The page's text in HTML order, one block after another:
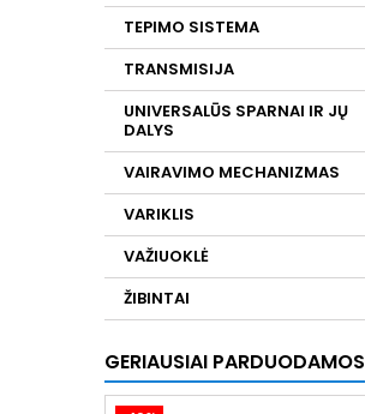
TEPIMO SISTEMA
TRANSMISIJA
UNIVERSALŪS SPARNAI IR JŲ
DALYS
VAIRAVIMO MECHANIZMAS
VARIKLIS
VAŽIUOKLĖ
ŽIBINTAI
GERIAUSIAI PARDUODAMOS